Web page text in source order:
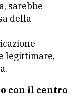
sarebbe
della
legittimare,
con il centro